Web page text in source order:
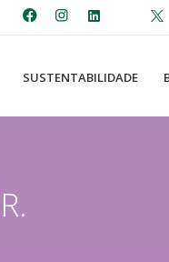
SUSTENTABILIDADE